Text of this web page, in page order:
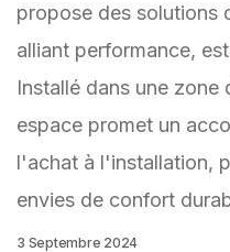
propose des solutions
alliant performance,
Installé dans une zone
espace promet un
l'achat à l'installation,
envies de confort
3 Septembre 2024